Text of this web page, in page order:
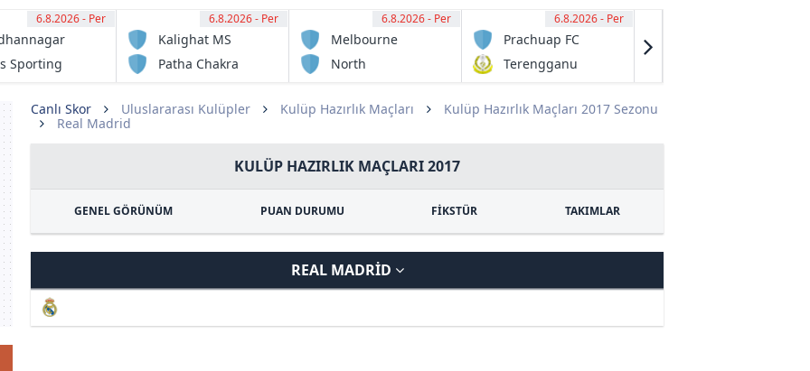
12:30
6.8.2026 - Per
Sporting
12:30
6.8.2026 - Per
Kalighat MS
Patha Chakra
13:00
6.8.2026 - Per
Melbourne
Victory FC
North
Eagles FC
13:00
6.8.2026 - Per
Prachuap FC
Terengganu
Canlı Skor Uluslararası Kulüpler Kulüp Hazırlık Maçları
Kulüp Hazırlık Maçları 2017 Sezonu
Real Madrid
KULÜP HAZIRLIK MAÇLARI 2017
GENEL GÖRÜNÜM PUAN DURUMU FİKSTÜR TAKIMLAR
REAL MADRID